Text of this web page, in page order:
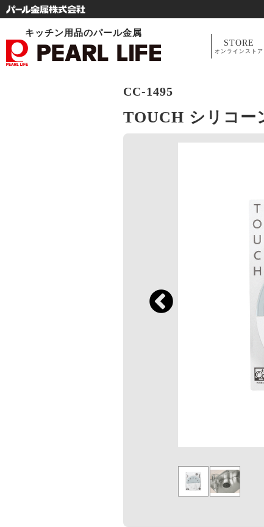
キッチン用品のパール金属
STORE
オンラインストア
CC-1495
TOUCH シリコー